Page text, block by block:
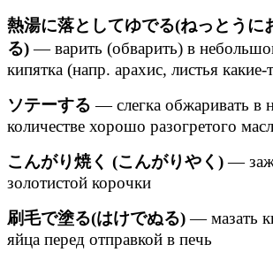
熱湯に落としてゆでる(ねっとうに
る)— варить (обварить) в
кипятка (напр. арахис, листья какие-
ソテーする — слегка обжаривать в
количестве хорошо разогретого
こんがり焼く (こんがりやく)—
золотистой корочки
刷毛で塗る(はけでぬる)— мазать
яйца перед отправкой в печь